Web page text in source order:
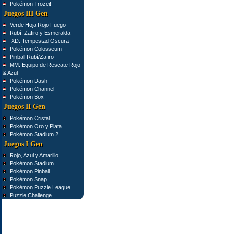
Pokémon Trozei!
Juegos III Gen
Verde Hoja Rojo Fuego
Rubí, Zafiro y Esmeralda
XD: Tempestad Oscura
Pokémon Colosseum
Pinball Rubí/Zafiro
MM: Equipo de Rescate Rojo
& Azul
Pokémon Dash
Pokémon Channel
Pokémon Box
Juegos II Gen
Pokémon Cristal
Pokémon Oro y Plata
Pokémon Stadium 2
Juegos I Gen
Rojo, Azul y Amarillo
Pokémon Stadium
Pokémon Pinball
Pokémon Snap
Pokémon Puzzle League
Puzzle Challenge